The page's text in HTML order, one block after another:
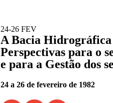
24-26 FEV
A Bacia Hidrográfica
Perspectivas para o
e para a Gestão dos
24 a 26 de fevereiro de 1982